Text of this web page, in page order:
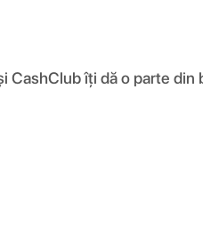
CashClub îți dă o parte